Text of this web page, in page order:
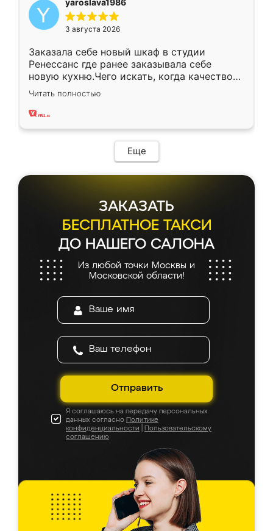
yaroslava1986
3 августа 2026
Заказала себе новый шкаф в студии
Ренессанс где ранее заказывала себе
новую кухню.Чего искать, когда качеством
вполне довольна. Служит кухня уже почти
два года, нареканий нет.
Читать полностью
Еще
ЗАКАЗАТЬ
БЕСПЛАТНОЕ ТАКСИ
ДО НАШЕГО САЛОНА
Из любой точки Москвы и
Московской области!
Отправить
Я соглашаюсь на передачу персональных
данных согласно Политике
конфиденциальности
Пользовательскому
соглашению